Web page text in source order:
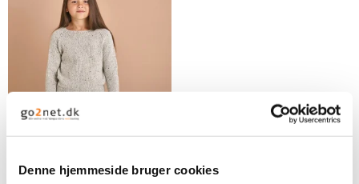
Denne hjemmeside bruger cookies